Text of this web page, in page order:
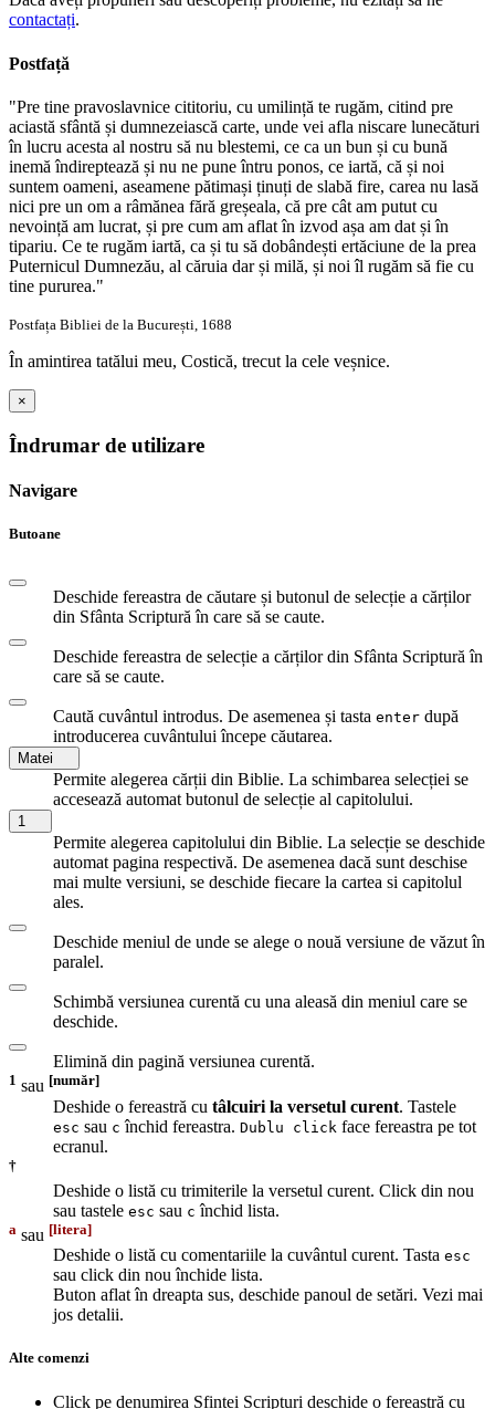
contactați.
Postfață
"Pre tine pravoslavnice cititoriu, cu umilință te rugăm, citind pre
aciastă sfântă și dumnezeiască carte, unde vei afla niscare lunecături
în lucru acesta al nostru să nu blestemi, ce ca un bun și cu bună
inemă îndireptează și nu ne pune întru ponos, ce iartă, că și noi
suntem oameni, aseamene pătimași ținuți de slabă fire, carea nu lasă
nici pre un om a râmănea fără greșeala, că pre cât am putut cu
nevoință am lucrat, și pre cum am aflat în izvod așa am dat și în
tipariu. Ce te rugăm iartă, ca și tu să dobândești ertăciune de la prea
Puternicul Dumnezău, al căruia dar și milă, și noi îl rugăm să fie cu
tine pururea."
Postfața Bibliei de la București, 1688
În amintirea tatălui meu, Costică, trecut la cele veșnice.
×
Îndrumar de utilizare
Navigare
Butoane
Deschide fereastra de căutare și butonul de selecție a cărților
din Sfânta Scriptură în care să se caute.
Deschide fereastra de selecție a cărților din Sfânta Scriptură în
care să se caute.
Caută cuvântul introdus. De asemenea și tasta enter după
introducerea cuvântului începe căutarea.
Matei
Permite alegerea cărții din Biblie. La schimbarea selecției se
accesează automat butonul de selecție al capitolului.
1
Permite alegerea capitolului din Biblie. La selecție se deschide
automat pagina respectivă. De asemenea dacă sunt deschise
mai multe versiuni, se deschide fiecare la cartea si capitolul
ales.
Deschide meniul de unde se alege o nouă versiune de văzut în
paralel.
Schimbă versiunea curentă cu una aleasă din meniul care se
deschide.
Elimină din pagină versiunea curentă.
1 sau [număr]
Deshide o fereastră cu tâlcuiri la versetul curent. Tastele
esc sau c închid fereastra. Dublu click face fereastra pe tot
ecranul.
†
Deshide o listă cu trimiterile la versetul curent. Click din nou
sau tastele esc sau c închid lista.
a sau [litera]
Deshide o listă cu comentariile la cuvântul curent. Tasta esc
sau click din nou închide lista.
Buton aflat în dreapta sus, deschide panoul de setări. Vezi mai
jos detalii.
Alte comenzi
Click pe denumirea Sfintei Scripturi deschide o fereastră cu